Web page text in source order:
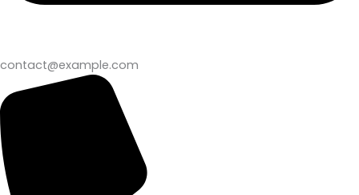
contact@example.com